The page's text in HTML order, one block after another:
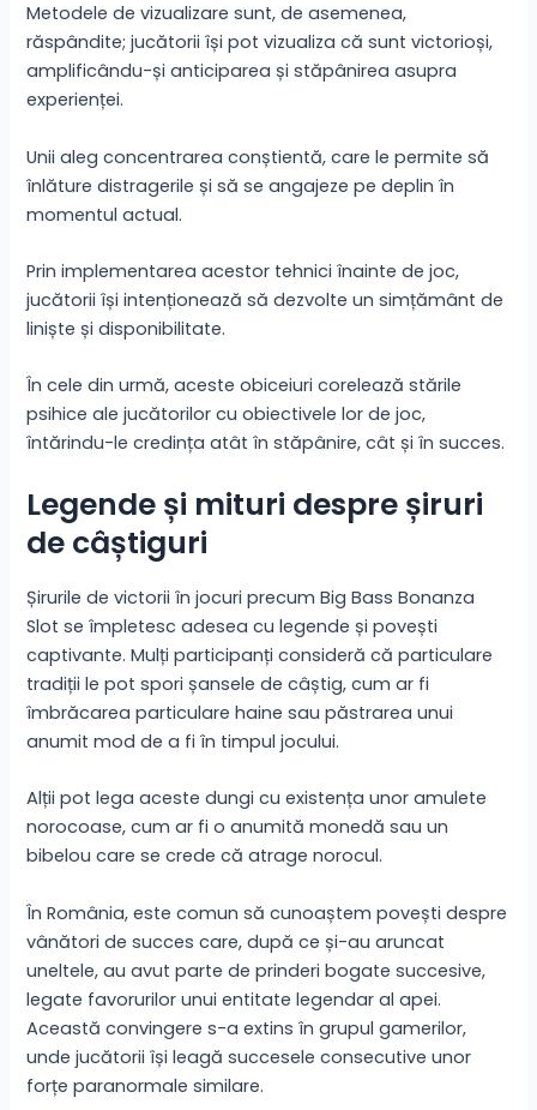
Metodele de vizualizare sunt, de asemenea,
răspândite; jucătorii își pot vizualiza că sunt victorioși,
amplificându-și anticiparea și stăpânirea asupra
experienței.
Unii aleg concentrarea conștientă, care le permite să
înlăture distragerile și să se angajeze pe deplin în
momentul actual.
Prin implementarea acestor tehnici înainte de joc,
jucătorii își intenționează să dezvolte un simțământ de
liniște și disponibilitate.
În cele din urmă, aceste obiceiuri corelează stările
psihice ale jucătorilor cu obiectivele lor de joc,
întărindu-le credința atât în stăpânire, cât și în succes.
Legende și mituri despre șiruri
de câștiguri
Șirurile de victorii în jocuri precum Big Bass Bonanza
Slot se împletesc adesea cu legende și povești
captivante. Mulți participanți consideră că particulare
tradiții le pot spori șansele de câștig, cum ar fi
îmbrăcarea particulare haine sau păstrarea unui
anumit mod de a fi în timpul jocului.
Alții pot lega aceste dungi cu existența unor amulete
norocoase, cum ar fi o anumită monedă sau un
bibelou care se crede că atrage norocul.
În România, este comun să cunoaștem povești despre
vânători de succes care, după ce și-au aruncat
uneltele, au avut parte de prinderi bogate succesive,
legate favorurilor unui entitate legendar al apei.
Această convingere s-a extins în grupul gamerilor,
unde jucătorii își leagă succesele consecutive unor
forțe paranormale similare.